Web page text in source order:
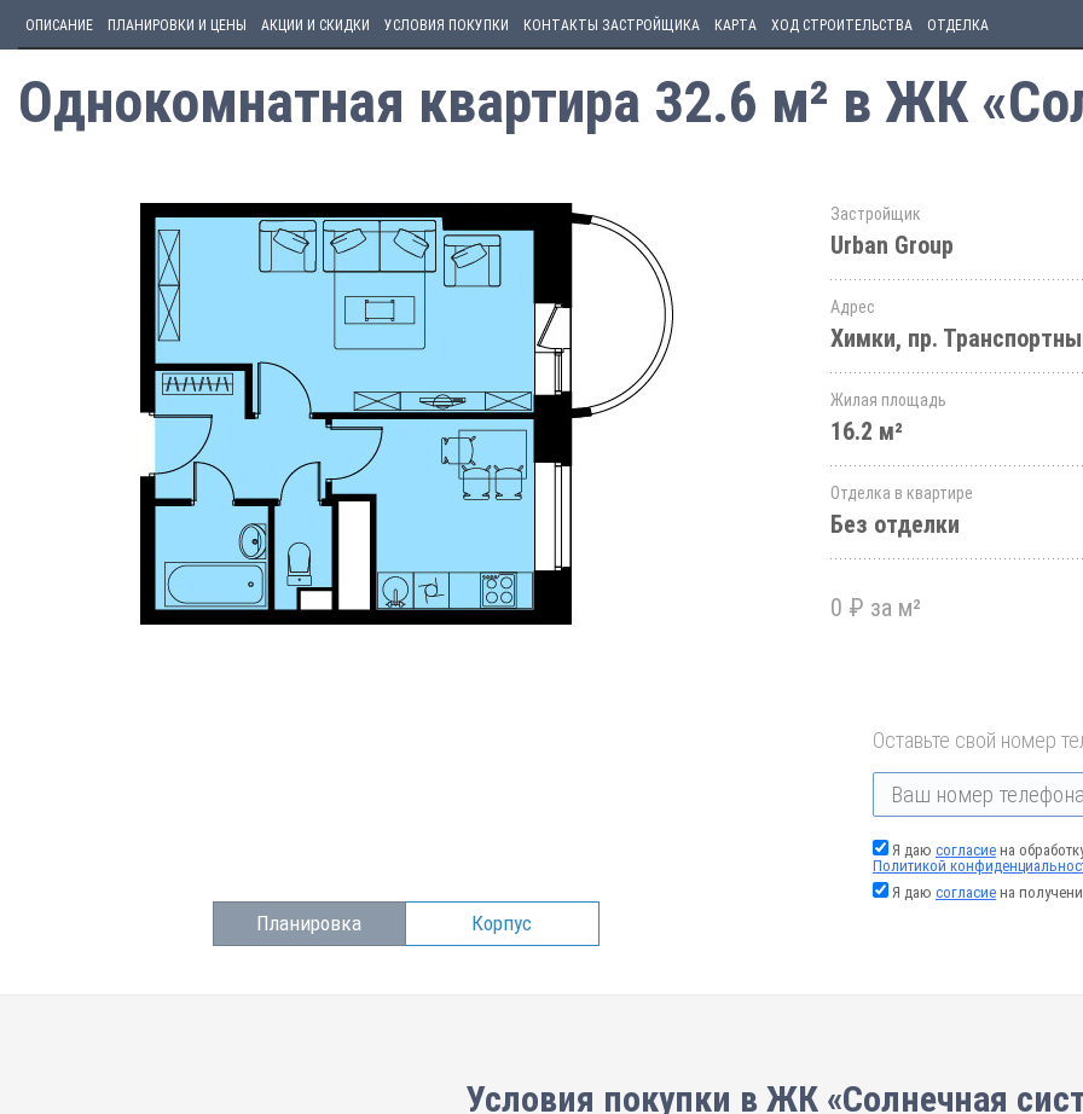
ОПИСАНИЕ ПЛАНИРОВКИ И ЦЕНЫ АКЦИИ И СКИДКИ УСЛОВИЯ ПОКУПКИ КОНТАКТЫ ЗАСТРОЙЩИКА КАРТА ХОД СТРОИТЕЛЬСТВА ОТДЕЛКА
Однокомнатная квартира 32.6 м² в ЖК
Планировка Корпус
Застройщик
Urban Group
Адрес
Химки, пр.
Жилая площадь
16.2 м²
Отделка в квартире
Без отделки
0 ₽ за м²
Оставьте свой номер
Я даю согласие на
Политикой
Я даю согласие на
Условия покупки в ЖК «Солнечная